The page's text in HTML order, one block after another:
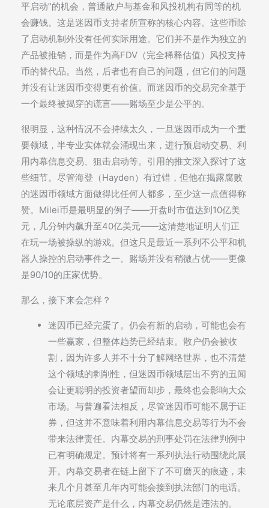
平启动”的机会，普通散户与基金和风投机构有同等的机
会赚钱。这是迷因币支持者所宣称的核心内容。这些币除
了启动机制外没有任何实际用途。它们并不是作为独立的
产品被推销，而是作为高FDV（完全稀释估值）风投支持
币的替代品。当然，后者也有自己的问题，但它们的问题
并没有让迷因币变得更有价值。而迷因币的交易完全基于
一个最终被揭穿的谎言——赌场至少是公平的。
很明显，这种情况不会持续太久，一旦迷因币成为一个重
要领域，半专业实体就会涌现出来，进行预启动交易、利
用内幕信息交易、狙击启动等。引用的推文深入探讨了这
些细节。尽管海登（Hayden）有过错，但他在揭露腐败
的迷因币领域方面做得比任何人都多，至少这一点值得称
赞。Milei币是最明显的例子——开盘时市值达到10亿美
元，几分钟内飙升至40亿美元——这清楚地证明人们正
在玩一场被操纵的游戏。但这只是最近一系列不公平和机
器人操控的启动事件之一。赌场并没有稍微占优——更像
是90/10的庄家优势。
那么，接下来会怎样？
迷因币已经完蛋了。仍会有新的启动，可能也会有
一些赢家，但整体趋势已经结束。散户仍会被收
割，因为许多人并不十分了解网络世界，也不清楚
这个领域的剥削性，但迷因币领域层出不穷的丑闻
会让更聪明的投资者望而却步，最终也会影响大众
市场。与普遍看法相反，尽管迷因币可能不属于证
券，但这并不意味着利用内幕信息交易等行为不会
带来法律责任。内幕交易的刑事处罚在法律判例中
已有明确规定。预计将有一系列执法行动围绕此展
开。内幕交易者在链上留下了不可磨灭的痕迹，未
来几个月甚至几年内可能会接到执法部门的电话。
无论底层资产是什么，内幕交易仍然是违法的。